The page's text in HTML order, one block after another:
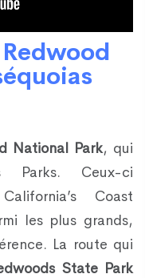
National Park, qui
Parks. Ceux-ci
Coast
les plus grands,
La route qui
State Park